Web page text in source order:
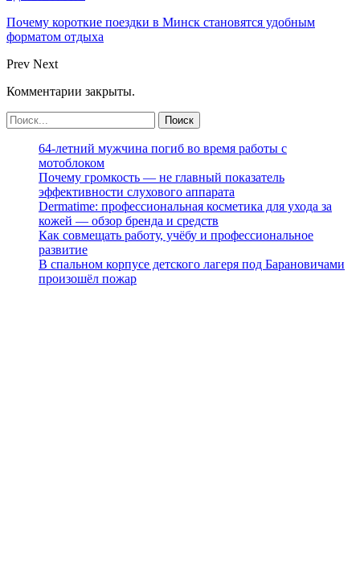
Почему короткие поездки в Минск становятся удобным
форматом отдыха
Prev Next
Комментарии закрыты.
64-летний мужчина погиб во время работы с
мотоблоком
Почему громкость — не главный показатель
эффективности слухового аппарата
Dermatime: профессиональная косметика для ухода за
кожей — обзор бренда и средств
Как совмещать работу, учёбу и профессиональное
развитие
В спальном корпусе детского лагеря под Барановичами
произошёл пожар